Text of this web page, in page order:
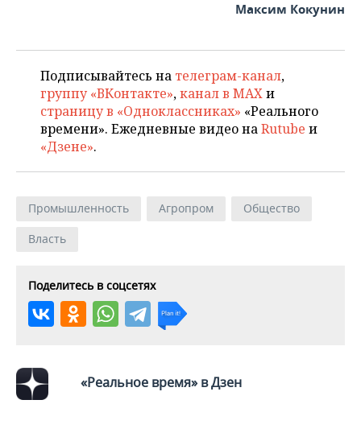
ФИГУРНОЕ КАТАНИЕ
ВОДНЫЕ ВИДЫ СПОРТА
ХОККЕЙ С МЯЧОМ
МЕДИЦИНА
ОБРАЗОВАНИЕ
ПРОИСШЕСТВИЯ
Максим Кокунин
Подписывайтесь на телеграм-канал,
группу «ВКонтакте»,канал в MAXи
страницу в «Одноклассниках» «Реального
времени». Ежедневные видео наRutube и
«Дзене».
Промышленность Агропром
Общество
Власть
Поделитесь в соцсетях
«Реальное время» в Дзен